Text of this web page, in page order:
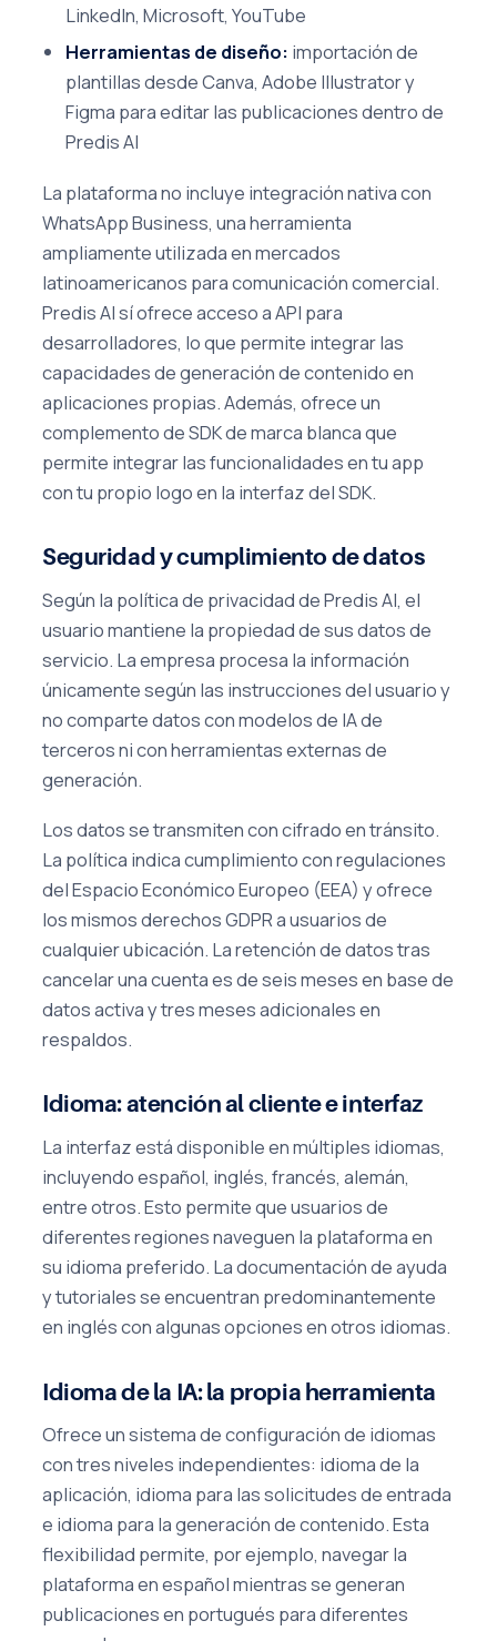
LinkedIn, Microsoft, YouTube
Herramientas de diseño: importación de
plantillas desde Canva, Adobe Illustrator y
Figma para editar las publicaciones dentro de
Predis AI
La plataforma no incluye integración nativa con
WhatsApp Business, una herramienta
ampliamente utilizada en mercados
latinoamericanos para comunicación comercial.
Predis AI sí ofrece acceso a API para
desarrolladores, lo que permite integrar las
capacidades de generación de contenido en
aplicaciones propias. Además, ofrece un
complemento de SDK de marca blanca que
permite integrar las funcionalidades en tu app
con tu propio logo en la interfaz del SDK.
Seguridad y cumplimiento de datos
Según la política de privacidad de Predis AI, el
usuario mantiene la propiedad de sus datos de
servicio. La empresa procesa la información
únicamente según las instrucciones del usuario y
no comparte datos con modelos de IA de
terceros ni con herramientas externas de
generación.
Los datos se transmiten con cifrado en tránsito.
La política indica cumplimiento con regulaciones
del Espacio Económico Europeo (EEA) y ofrece
los mismos derechos GDPR a usuarios de
cualquier ubicación. La retención de datos tras
cancelar una cuenta es de seis meses en base de
datos activa y tres meses adicionales en
respaldos.
Idioma: atención al cliente e interfaz
La interfaz está disponible en múltiples idiomas,
incluyendo español, inglés, francés, alemán,
entre otros. Esto permite que usuarios de
diferentes regiones naveguen la plataforma en
su idioma preferido. La documentación de ayuda
y tutoriales se encuentran predominantemente
en inglés con algunas opciones en otros idiomas.
Idioma de la IA: la propia herramienta
Ofrece un sistema de configuración de idiomas
con tres niveles independientes: idioma de la
aplicación, idioma para las solicitudes de entrada
e idioma para la generación de contenido. Esta
flexibilidad permite, por ejemplo, navegar la
plataforma en español mientras se generan
publicaciones en portugués para diferentes